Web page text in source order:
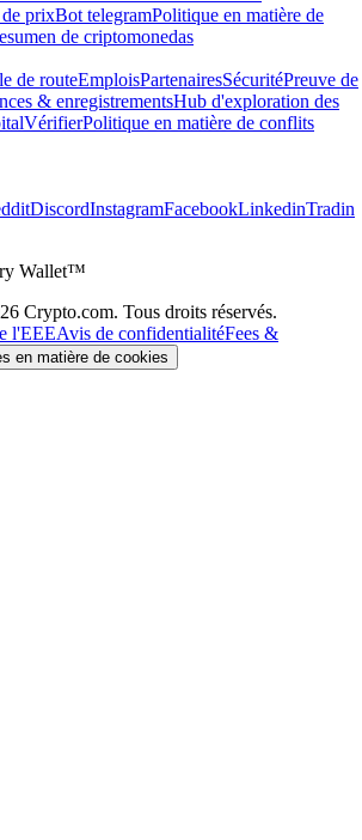
prixBot telegramPolitique en matière de
de criptomonedas
de routeEmploisPartenairesSécuritéPreuve de
& enregistrementsHub d'exploration des
VérifierPolitique en matière de conflits
DiscordInstagramFacebookLinkedinTradin
Wallet™
Crypto.com. Tous droits réservés.
l'EEEAvis de confidentialitéFees &
en matière de cookies